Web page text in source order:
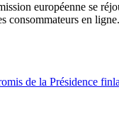
européenne se
consommateurs en
de la Présidence